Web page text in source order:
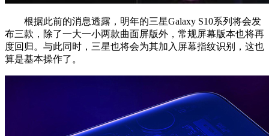
根据此前的消息透露，明年的三星Galaxy S10系列将会发
布三款，除了一大一小两款曲面屏版外，常规屏幕版本也将再
度回归。与此同时，三星也将会为其加入屏幕指纹识别，这也
算是基本操作了。